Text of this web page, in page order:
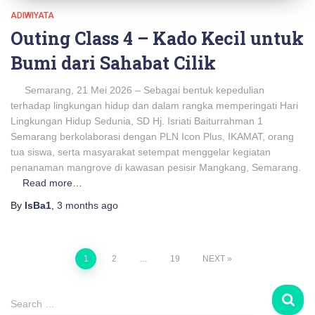
ADIWIYATA
Outing Class 4 – Kado Kecil untuk
Bumi dari Sahabat Cilik
Semarang, 21 Mei 2026 – Sebagai bentuk kepedulian
terhadap lingkungan hidup dan dalam rangka memperingati Hari
Lingkungan Hidup Sedunia, SD Hj. Isriati Baiturrahman 1
Semarang berkolaborasi dengan PLN Icon Plus, IKAMAT, orang
tua siswa, serta masyarakat setempat menggelar kegiatan
penanaman mangrove di kawasan pesisir Mangkang, Semarang.
Read more…
By IsBa1 3 months ago
pagination
1 2 … 19 NEXT
S
Search …